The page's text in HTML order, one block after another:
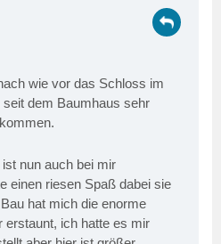
wie vor das Schloss im
dem Baumhaus sehr
nun auch bei mir
einen riesen Spaß dabei sie
hat mich die enorme
ich hatte es mir